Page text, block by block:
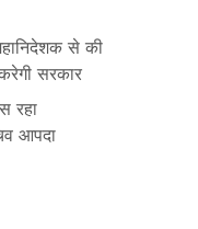
से की
सरकार
रहा
आपदा